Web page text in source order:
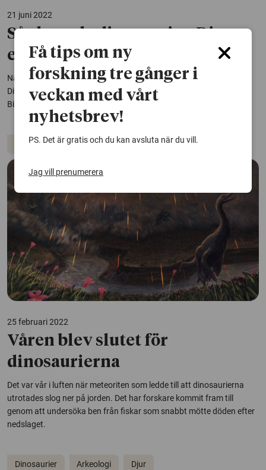
21 juni 2022
Så skapade dinosaurien Dippy
en proteststorm i England
När Naturhistoriska museet i London meddelade att dinosaurien
Dippy skulle flyttas blev det enorma protester. Idéhistorikern Björn
Billing har rett ut varför.
Arkeologi Dinosaurier
25 februari 2022
Våren blev slutet för
dinosaurierna
Det var vår i luften när meteoriten som ledde till att dinosaurierna
utrotades slog ner på jorden. Det har forskare kommit fram till
genom att undersöka ben från fiskar som snabbt mötte döden efter
nedslaget.
Dinosaurier Arkeologi Djur
Få tips om ny
forskning tre gånger i
veckan med vårt
nyhetsbrev!
PS. Det är gratis och du kan avsluta när du vill.
Jag vill prenumerera